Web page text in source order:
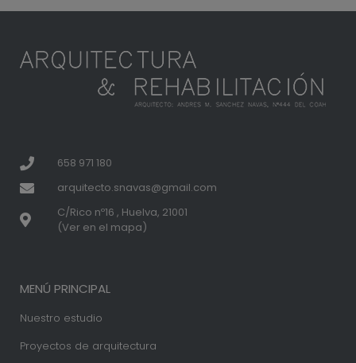
658 971 180
arquitecto.snavas@gmail.com
C/Rico nº16 , Huelva, 21001
(Ver en el mapa)
MENÚ PRINCIPAL
Nuestro estudio
Proyectos de arquitectura